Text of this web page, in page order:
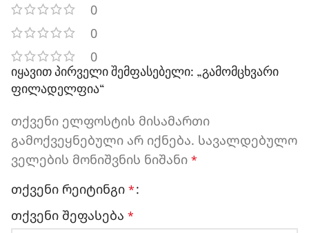
0
0
0
იყავით პირველი შემფასებელი: „გამომცხვარი
ფილადელფია“
თქვენი ელფოსტის მისამართი
გამოქვეყნებული არ იქნება. სავალდებულო
ველების მონიშვნის ნიშანი *
თქვენი რეიტინგი *
თქვენი შეფასება *